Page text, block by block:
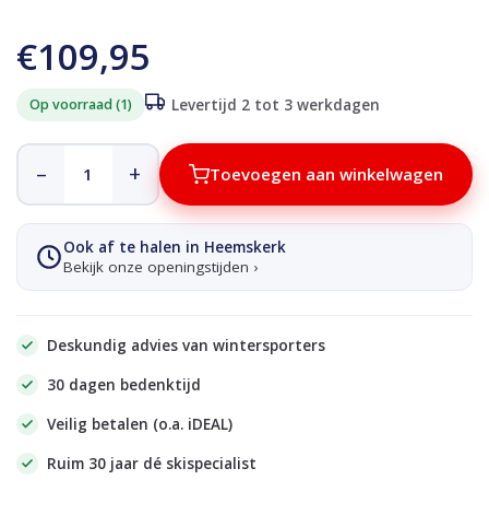
€109,95
Op voorraad (1) Levertijd 2 tot 3 werkdagen
– + Toevoegen aan winkelwagen
Ook af te halen in Heemskerk
Bekijk onze openingstijden ›
Deskundig advies van wintersporters
30 dagen bedenktijd
Veilig betalen (o.a. iDEAL)
Ruim 30 jaar dé skispecialist